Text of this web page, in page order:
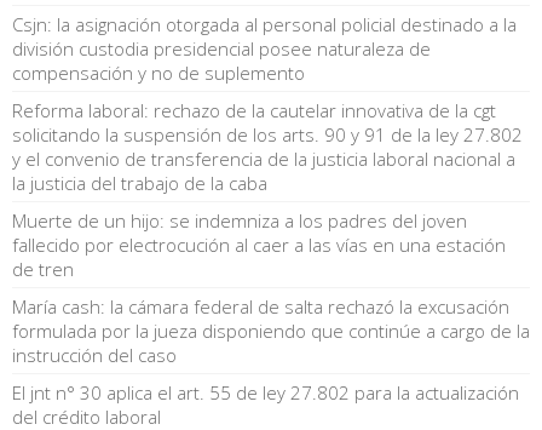
Csjn: la asignación otorgada al personal policial destinado a la
división custodia presidencial posee naturaleza de
compensación y no de suplemento
Reforma laboral: rechazo de la cautelar innovativa de la cgt
solicitando la suspensión de los arts. 90 y 91 de la ley 27.802
y el convenio de transferencia de la justicia laboral nacional a
la justicia del trabajo de la caba
Muerte de un hijo: se indemniza a los padres del joven
fallecido por electrocución al caer a las vías en una estación
de tren
María cash: la cámara federal de salta rechazó la excusación
formulada por la jueza disponiendo que continúe a cargo de la
instrucción del caso
El jnt n° 30 aplica el art. 55 de ley 27.802 para la actualización
del crédito laboral